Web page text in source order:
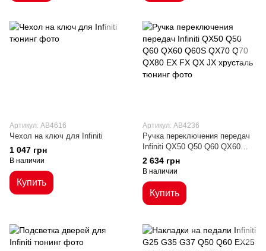
Артикул: AB4616
Чехол на ключ для Infiniti
1 047 грн
В наличии
Купить
Артикул: AB4236
Ручка переключения передач
Infiniti QX50 Q50 Q60 QX60
Q60S QX70 Q70 QX80 EX FX
QX JX хрусталь
2 634 грн
В наличии
Купить